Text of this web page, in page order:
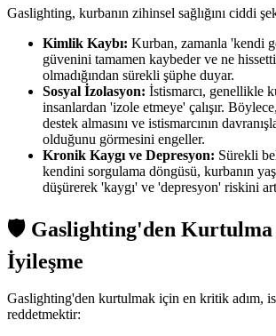
Gaslighting, kurbanın zihinsel sağlığını ciddi
Kimlik Kaybı: Kurban, zamanla 'kendi
güvenini tamamen kaybeder ve ne
olmadığından sürekli şüphe duyar.
Sosyal İzolasyon: İstismarcı, genellikle
insanlardan 'izole etmeye' çalışır.
destek almasını ve istismarcının
olduğunu görmesini engeller.
Kronik Kaygı ve Depresyon: Sürekli
kendini sorgulama döngüsü, kurbanın
düşürerek 'kaygı' ve 'depresyon' riskini
🛡️ Gaslighting'den Kurtulma
İyileşme
Gaslighting'den kurtulmak için en kritik adım,
reddetmektir: